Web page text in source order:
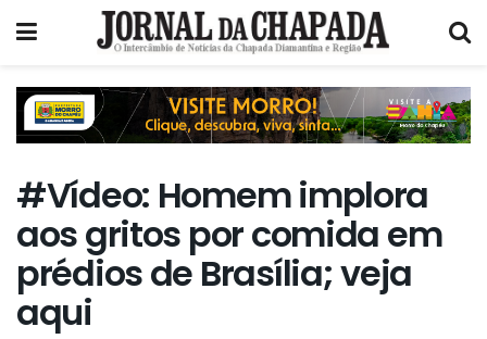
#Vídeo: Homem implora
aos gritos por comida em
prédios de Brasília; veja
aqui